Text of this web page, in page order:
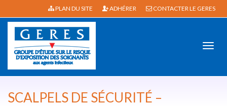
PLAN DU SITE ADHÉRER CONTACTER LE GERES
SCALPELS DE SÉCURITÉ –